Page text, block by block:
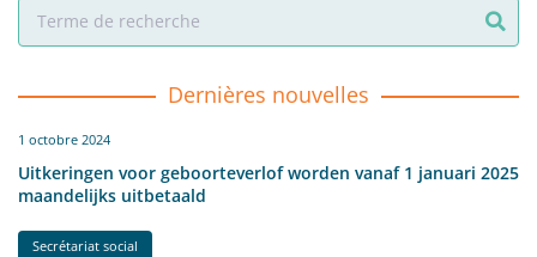
Dernières nouvelles
1 octobre 2024
Uitkeringen voor geboorteverlof worden vanaf 1 januari 2025
maandelijks uitbetaald
Secrétariat social